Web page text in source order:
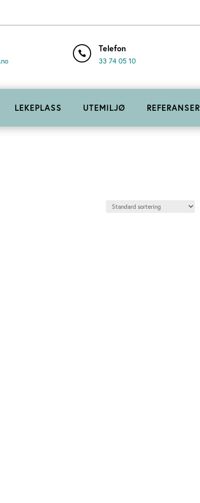
 Telefon
33 74 05 10
LEKEPLASS UTEMILJØ REFERANSER